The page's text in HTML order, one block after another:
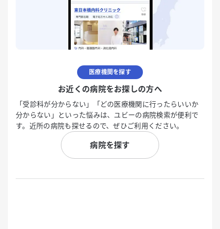
医療機関を探す
お近くの病院をお探しの方へ
「受診科が分からない」「どの医療機関に行ったらいいか
分からない」といった悩みは、ユビーの病院検索が便利で
す。近所の病院も探せるので、ぜひご利用ください。
病院を探す